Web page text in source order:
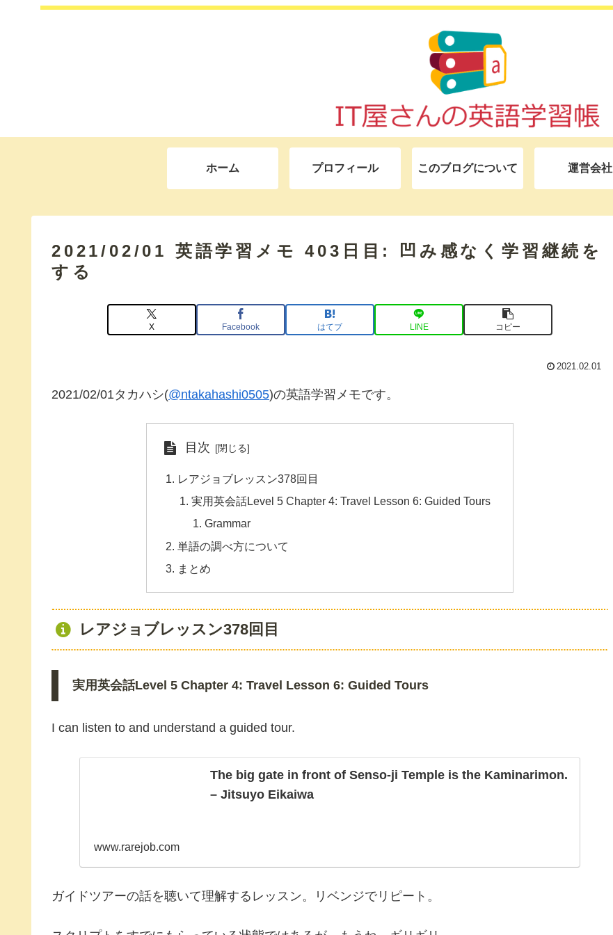
ホーム プロフィール このブログについて 運営会社
2021/02/01 英語学習メモ 403日目: 凹み感なく学習継続を
する
X Facebook はてブ LINE コピー
2021.02.01
2021/02/01タカハシ(@ntakahashi0505)の英語学習メモです。
目次
レアジョブレッスン378回目
実用英会話Level 5 Chapter 4: Travel Lesson 6: Guided Tours
Grammar
単語の調べ方について
まとめ
レアジョブレッスン378回目
実用英会話Level 5 Chapter 4: Travel Lesson 6: Guided Tours
I can listen to and understand a guided tour.
The big gate in front of Senso-ji Temple is the Kaminarimon.
– Jitsuyo Eikaiwa
www.rarejob.com
ガイドツアーの話を聴いて理解するレッスン。リベンジでリピート。